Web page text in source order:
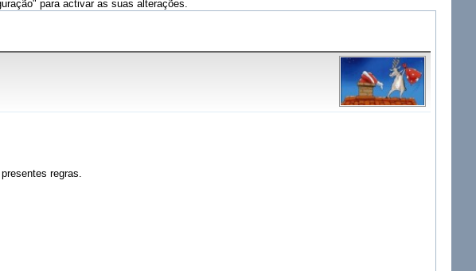
para activar as suas alterações.
regras.